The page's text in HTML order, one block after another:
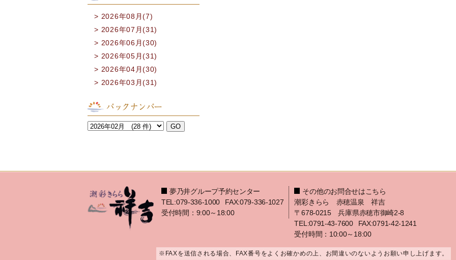
2026年08月(7)
2026年07月(31)
2026年06月(30)
2026年05月(31)
2026年04月(30)
2026年03月(31)
バックナンバー
夢乃井グループ予約センター
TEL:079-336-1000
FAX:079-336-1027
受付時間：9:00～18:00
その他のお問合せはこちら
潮彩きらら 赤穂温泉 祥吉
〒678-0215 兵庫県赤穂市御崎2-8
TEL:0791-43-7600
FAX:0791-42-1241
受付時間：10:00～18:00
※FAXを送信される場合、FAX番号をよくお確かめの上、お間違いのないようお願い申し上げます。